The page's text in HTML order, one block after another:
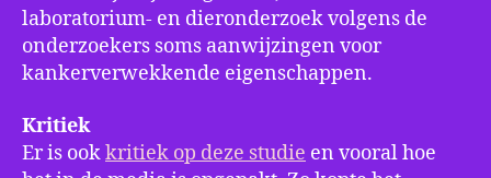
laboratorium- en dieronderzoek volgens de
onderzoekers soms aanwijzingen voor
kankerverwekkende eigenschappen.
Kritiek
Er is ookkritiek op deze studie en vooral hoe